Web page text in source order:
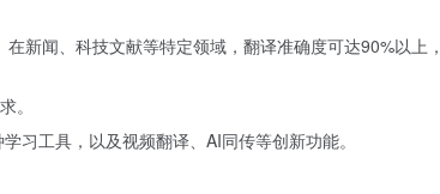
新闻、科技文献等特定领域，翻译准确度可达90%以上
。
习工具，以及视频翻译、AI同传等创新功能。